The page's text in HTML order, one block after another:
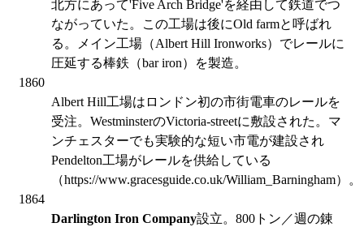
北方にあって'Five Arch Bridge'を経由して鉄道でつ
ながっていた。この工場は後にOld farmと呼ばれ
る。メイン工場（Albert Hill Ironworks）でレールに
圧延する棒鉄（bar iron）を製造。
1860
Albert Hill工場はロンドン初の市街電車のレールを
受注。WestminsterのVictoria-streetに敷設された。マ
ンチェスターでも実験的な短い市電が建設され
Pendelton工場がレールを供給している
（https://www.gracesguide.co.uk/William_Barningham）。
1864
Darlington Iron Company設立。800トン／週の錬